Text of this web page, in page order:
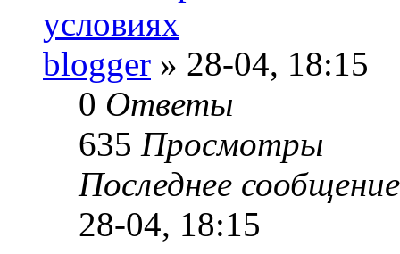
условиях
blogger » 28-04, 18:15
0 Ответы
635 Просмотры
Последнее
28-04, 18:15